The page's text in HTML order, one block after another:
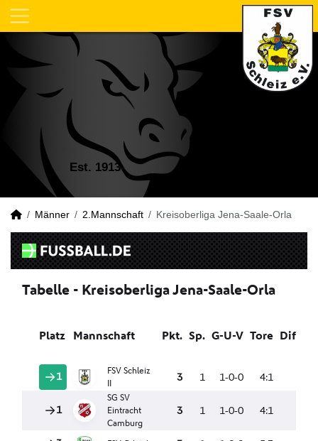
Est. 1913
Männer 2.Mannschaft Kreisoberliga Jena-Saale-Orla